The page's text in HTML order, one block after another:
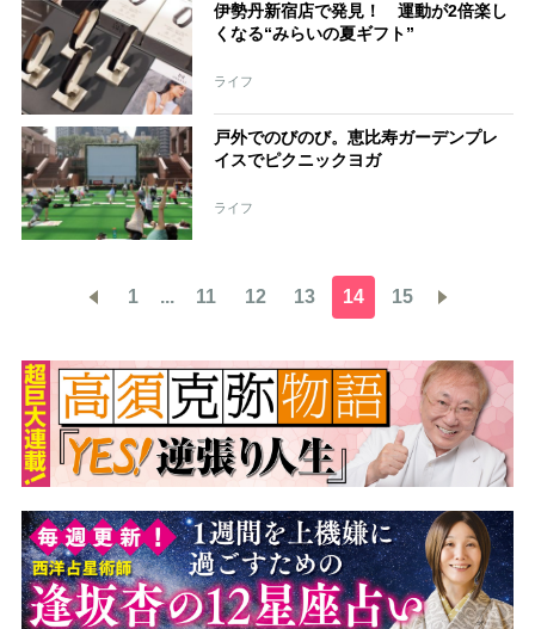
伊勢丹新宿店で発見！ 運動が2倍楽し
くなる“みらいの夏ギフト”
ライフ
戸外でのびのび。恵比寿ガーデンプレ
イスでピクニックヨガ
ライフ
1 ... 11 12 13 14 15